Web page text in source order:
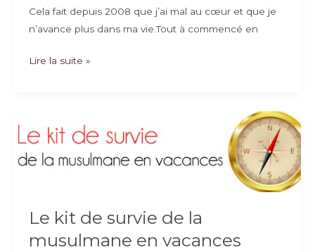
Cela fait depuis 2008 que j’ai mal au cœur et que je
n’avance plus dans ma vie.Tout à commencé en
J’aime
comment
l’oublier
en
Lire la suite »
Le kit de survie de la
musulmane en vacances